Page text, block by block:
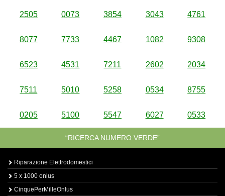
2505 0073 3854 3043 4761
8077 7733 4467 1082 9308
6523 4531 7211 2602 2034
7511 5010 5258 0534 8755
0205 5100 5547 6027 0533
“RICERCA NUMERO VERDE”
Riparazione Elettrodomestici
5 x 1000 onlus
CinquePerMilleOnlus